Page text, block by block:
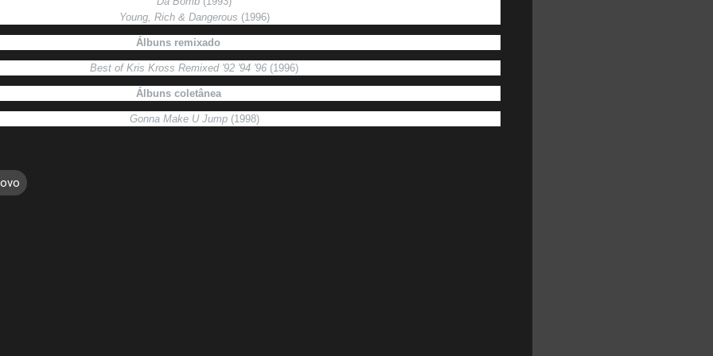
Young, Rich & Dangerous (1996)
Álbuns remixado
Best of Kris Kross Remixed '92 '94 '96 (1996)
Álbuns coletânea
Gonna Make U Jump(1998)